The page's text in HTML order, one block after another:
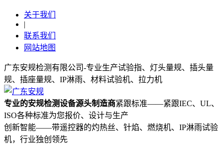
关于我们
|
联系我们
网站地图
广东安规检测有限公司-专业生产试验指、灯头量规、插头量
规、插座量规、IP淋雨、材料试验机、拉力机
专业的安规检测设备源头制造商紧跟标准——紧跟IEC、UL、
ISO各种标准为您报价、设计与生产
创新智能——带遥控器的灼热丝、针焰、燃烧机、IP淋雨试验
机，行业独创领先